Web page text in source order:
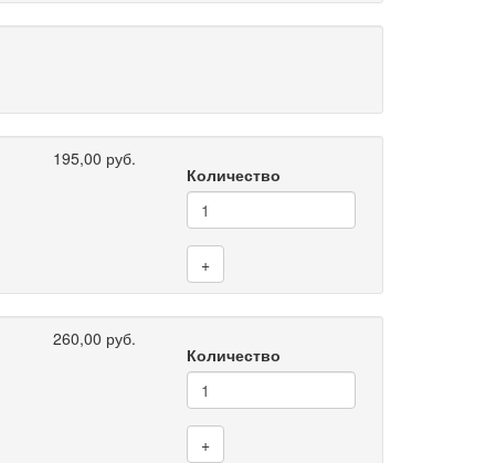
195,00 руб.
Количество
+
260,00 руб.
Количество
+